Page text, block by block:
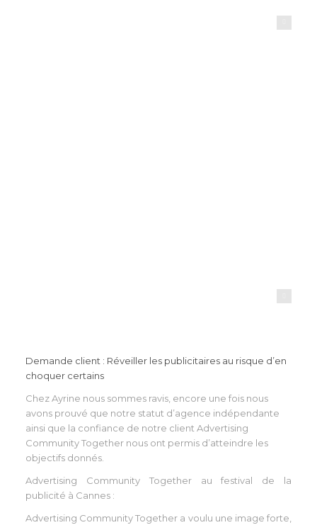
Demande client : Réveiller les publicitaires au risque d’en
choquer certains
Chez Ayrine nous sommes ravis, encore une fois nous
avons prouvé que notre statut d’agence indépendante
ainsi que la confiance de notre client Advertising
Community Together nous ont permis d’atteindre les
objectifs donnés.
Advertising Community Together au festival de la
publicité à Cannes :
Advertising Community Together a voulu une image forte,